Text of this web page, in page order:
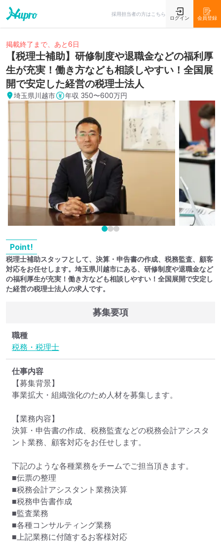
採用担当者の方はこちら
ログイン 会員登録
掲載終了まで、あと6日
【税理士補助】研修制度や退職金などの福利厚
生が充実！働き方なども相談しやすい！全国展
開で安定した経営の税理士法人
埼玉県川越市 年収 350〜600万円
Point!
税理士補助スタッフとして、決算・申告書の作成、税務監査、顧客
対応をお任せします。埼玉県川越市にある、研修制度や退職金など
の福利厚生が充実！働き方なども相談しやすい！全国展開で安定し
た経営の税理士法人の求人です。
募集要項
職種
税務・税理士
仕事内容
【募集背景】
事業拡大・組織強化のため人材を募集します。
【業務内容】
決算・申告書の作成、税務監査などの税務会計アシスタ
ント業務、顧客対応をお任せします。
下記のような各種業務をチームでご担当頂きます。
■伝票の整理
■税務会計アシスタント業務決算
■税務申告書作成
■監査業務
■各種コンサルティング業務
■上記業務に付随するお客様対応